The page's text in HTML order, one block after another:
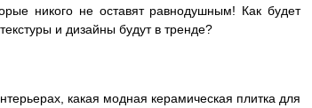
никого не оставят равнодушным! Как будет
и дизайны будут в тренде?
какая модная керамическая плитка для